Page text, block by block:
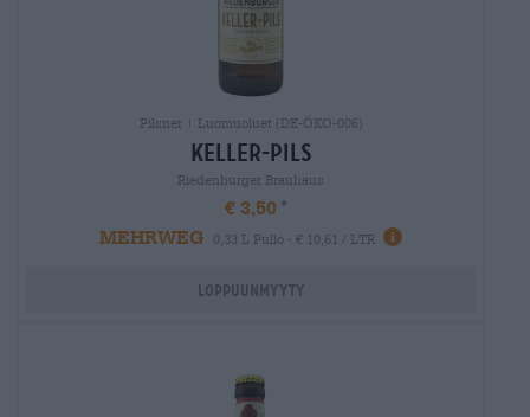
Pilsner | Luomuoluet (DE-ÖKO-006)
keller-pils
Riedenburger Brauhaus
€ 3,50
MEHRWEG
0,33 L Pullo - € 10,61 / LTR
Loppuunmyyty